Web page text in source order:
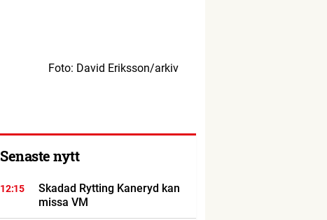
Foto: David Eriksson/arkiv
Senaste nytt
12:15
Skadad Rytting Kaneryd kan
missa VM